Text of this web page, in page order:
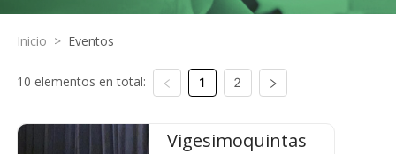
Inicio > Eventos
10 elementos en total: 1 2
Vigesimoquintas